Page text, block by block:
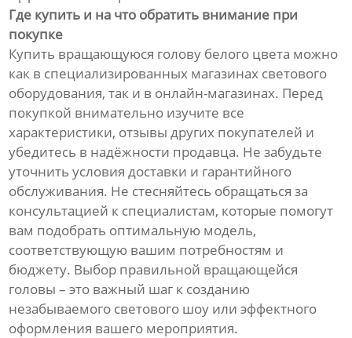
Где купить и на что обратить внимание при
покупке
Купить вращающуюся голову белого цвета можно
как в специализированных магазинах светового
оборудования, так и в онлайн-магазинах. Перед
покупкой внимательно изучите все
характеристики, отзывы других покупателей и
убедитесь в надёжности продавца. Не забудьте
уточнить условия доставки и гарантийного
обслуживания. Не стесняйтесь обращаться за
консультацией к специалистам, которые помогут
вам подобрать оптимальную модель,
соответствующую вашим потребностям и
бюджету. Выбор правильной вращающейся
головы – это важный шаг к созданию
незабываемого светового шоу или эффектного
оформления вашего мероприятия.